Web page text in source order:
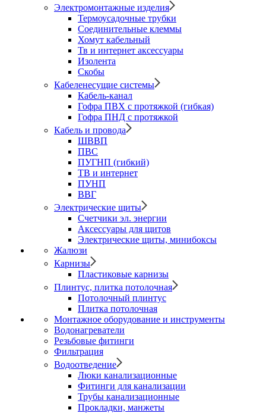
Электромонтажные изделия
Термоусадочные трубки
Соединительные клеммы
Хомут кабельный
Тв и интернет аксессуары
Изолента
Скобы
Кабеленесущие системы
Кабель-канал
Гофра ПВХ с протяжкой (гибкая)
Гофра ПНД с протяжкой
Кабель и провода
ШВВП
ПВС
ПУГНП (гибкий)
ТВ и интернет
ПУНП
ВВГ
Электрические щиты
Счетчики эл. энергии
Аксессуары для щитов
Электрические щиты, минибоксы
Жалюзи
Карнизы
Пластиковые карнизы
Плинтус, плитка потолочная
Потолочный плинтус
Плитка потолочная
Монтажное оборудование и инструменты
Водонагреватели
Резьбовые фитинги
Фильтрация
Водоотведение
Люки канализационные
Фитинги для канализации
Трубы канализационные
Прокладки, манжеты